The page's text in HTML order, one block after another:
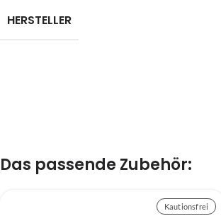
HERSTELLER
Das passende Zubehör:
Kautionsfrei